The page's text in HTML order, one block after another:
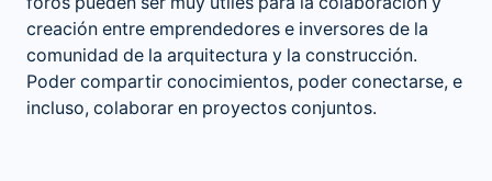
creación entre emprendedores e inversores de la
comunidad de la arquitectura y la construcción.
Poder compartir conocimientos, poder conectarse, e
incluso, colaborar en proyectos conjuntos.